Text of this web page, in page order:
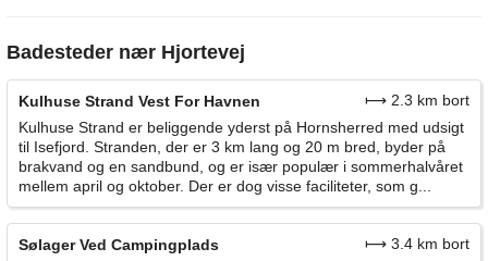
Badesteder nær Hjortevej
Kulhuse Strand Vest For Havnen
⟼ 2.3 km bort
Kulhuse Strand er beliggende yderst på Hornsherred med udsigt
til Isefjord. Stranden, der er 3 km lang og 20 m bred, byder på
brakvand og en sandbund, og er især populær i sommerhalvåret
mellem april og oktober. Der er dog visse faciliteter, som g...
Sølager Ved Campingplads
⟼ 3.4 km bort